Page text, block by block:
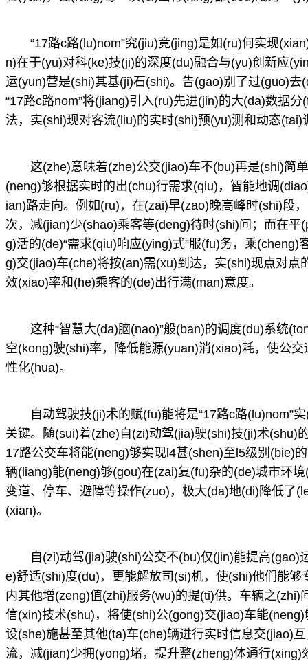
“17路c路(lu)nom”究(jiu)竟(jing)是如(ru)何实现
n)在于(yu)对科(ke)技(ji)的深度(du)融合与(yu)创新应
运(yun)营是(shi)其基(ji)石(shi)。告(gao)别了过(guo)
“17路c路nom”将(jiang)引入(ru)先进(jin)的大(da)数据
法，实(shi)现对客流(liu)的实时(shi)预(yu)测和动态(tai)
这(zhe)意味着(zhe)公交(jiao)车不(bu)再是(shi)简
(neng)够根据实时的出(chu)行需求(qiu)，智能地调
ian)路走向。例如(ru)，在(zai)早(zao)晚高峰时(shi)段
次，减(jian)少(shao)乘客等(deng)待时(shi)间；而在
g)活的(de)“需求(qiu)响应(ying)式”服(fu)务，乘
g)交(jiao)车(che)将按(an)需(xu)到达，实(shi)现点对
效(xiao)率和(he)乘客的(de)出行满(man)意度。
这种“智慧大(da)脑(nao)”般(ban)的调度(du)系统
空(kong)驶(shi)率，降低能源(yuan)消(xiao)耗，使公
性化(hua)。
自动驾驶技(ji)术的赋(fu)能将是“17路c路(lu)nom”
关键。随(sui)着(zhe)自(zi)动驾(jia)驶(shi)技(ji)术(shu)
17路公交车将能(neng)够实现l4甚(shen)至l5级别(bie)
辆(liang)能(neng)够(gou)在(zai)复(fu)杂的(de)城市环
变道、停车、避障等操作(zuo)，极大(da)地(di)降低了
(xian)。
自(zi)动驾(jia)驶(shi)公交不(bu)仅(jin)能提高
e)舒适(shi)度(du)，更能解放司(si)机，使(shi)他们能
内其他增(zeng)值(zhi)服务(wu)的提(ti)供。车辆之
信(xin)技术(shu)，将使(shi)公(gong)交(jiao)车能
设(she)施甚至其他(ta)车(che)辆进行实时信息交(jiao)
流，减(jian)少拥(yong)堵，提升整(zheng)体通行(xing)